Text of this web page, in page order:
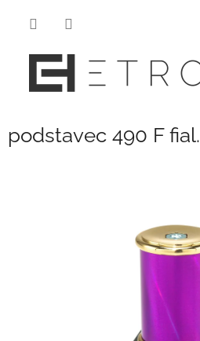
podstavec 490 F fial.